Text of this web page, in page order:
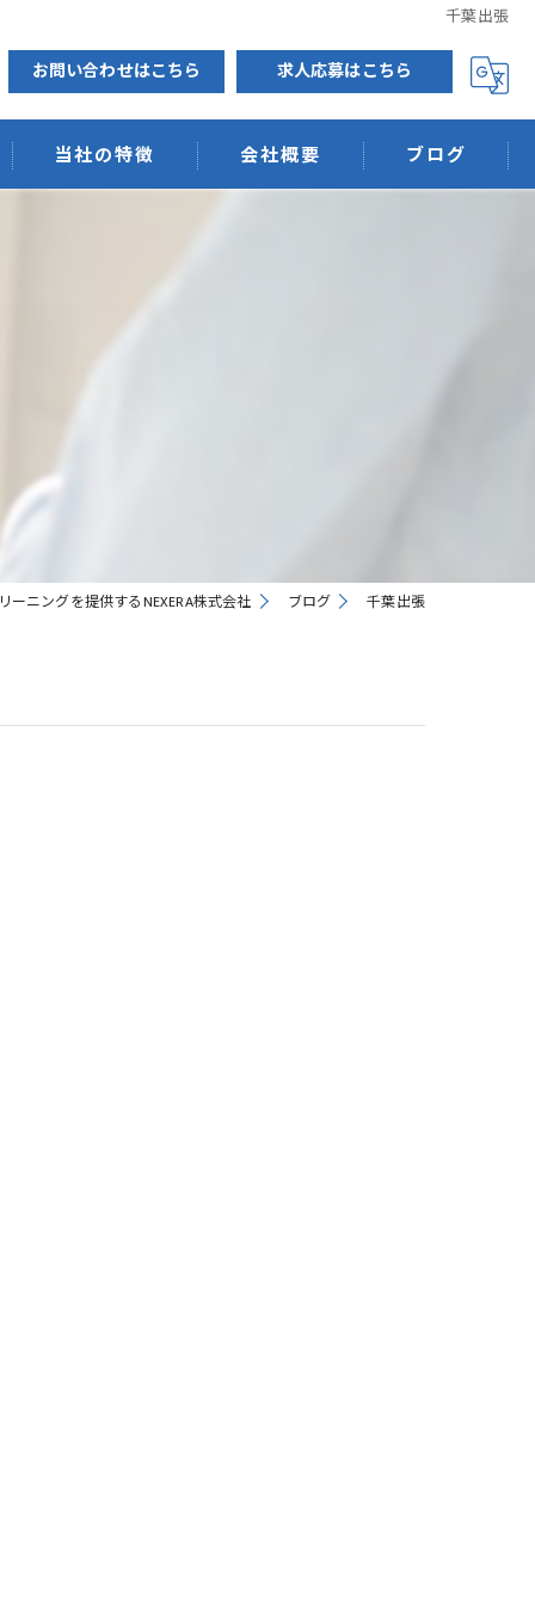
千葉出張
お問い合わせはこちら 求人応募はこちら
当社の特徴
ウィルス抗菌
会社概要 ブログ
ーニングを提供するNEXERA株式会社 ブログ 千葉出張